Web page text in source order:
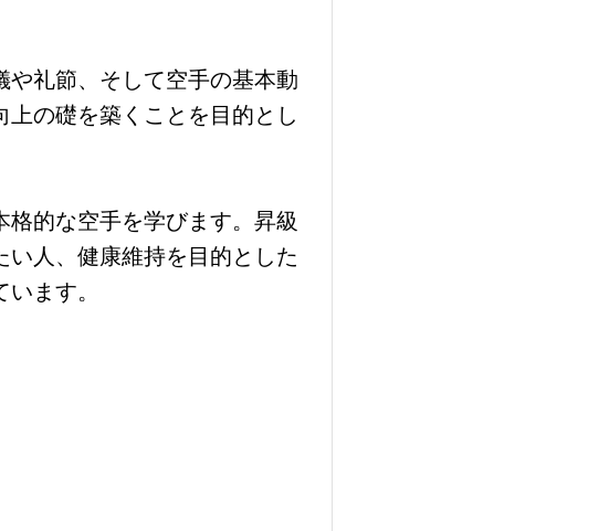
礼節、そして空手の基本動
の礎を築くことを目的とし
的な空手を学びます。昇級
人、健康維持を目的とした
ます。